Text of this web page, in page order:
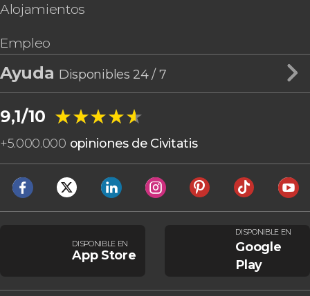
Alojamientos
Empleo
Ayuda Disponibles 24 / 7
9,1/10 ★★★★★
★★★★★
+5.000.000 opiniones de Civitatis
DISPONIBLE EN
App Store
DISPONIBLE EN
Google
Play